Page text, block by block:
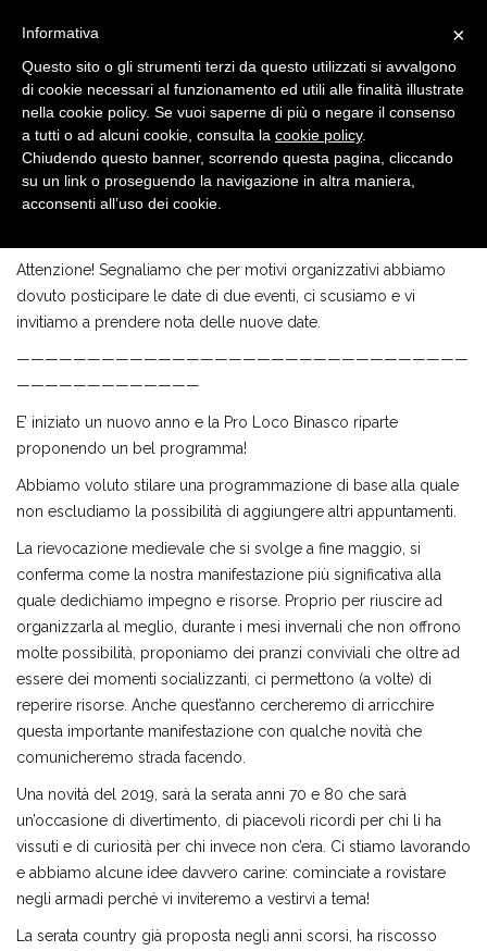
EVENTI 1 FEB, 2019
2019: partiamo per un nuovo viaggio insieme
Attenzione! Segnaliamo che per motivi organizzativi abbiamo
dovuto posticipare le date di due eventi, ci scusiamo e vi
invitiamo a prendere nota delle nuove date.
————————————————————————————————
—————————————
E’ iniziato un nuovo anno e la Pro Loco Binasco riparte
proponendo un bel programma!
Abbiamo voluto stilare una programmazione di base alla quale
non escludiamo la possibilità di aggiungere altri appuntamenti.
La rievocazione medievale che si svolge a fine maggio, si
conferma come la nostra manifestazione più significativa alla
quale dedichiamo impegno e risorse. Proprio per riuscire ad
organizzarla al meglio, durante i mesi invernali che non offrono
molte possibilità, proponiamo dei pranzi conviviali che oltre ad
essere dei momenti socializzanti, ci permettono (a volte) di
reperire risorse. Anche quest’anno cercheremo di arricchire
questa importante manifestazione con qualche novità che
comunicheremo strada facendo.
Una novità del 2019, sarà la serata anni 70 e 80 che sarà
un’occasione di divertimento, di piacevoli ricordi per chi li ha
vissuti e di curiosità per chi invece non c’era. Ci stiamo lavorando
e abbiamo alcune idee davvero carine: cominciate a rovistare
negli armadi perché vi inviteremo a vestirvi a tema!
La serata country già proposta negli anni scorsi, ha riscosso
×
Informativa
Questo sito o gli strumenti terzi da questo utilizzati si avvalgono
di cookie necessari al funzionamento ed utili alle finalità illustrate
nella cookie policy. Se vuoi saperne di più o negare il consenso
a tutti o ad alcuni cookie, consulta la cookie policy.
Chiudendo questo banner, scorrendo questa pagina, cliccando
su un link o proseguendo la navigazione in altra maniera,
acconsenti all’uso dei cookie.